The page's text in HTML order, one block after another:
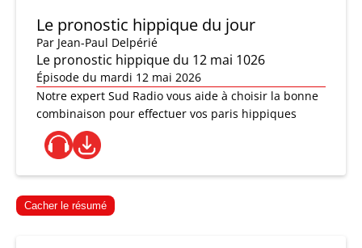
Le pronostic hippique du jour
Par Jean-Paul Delpérié
Le pronostic hippique du 12 mai 1026
Épisode du mardi 12 mai 2026
Notre expert Sud Radio vous aide à choisir la bonne
combinaison pour effectuer vos paris hippiques
Cacher le résumé